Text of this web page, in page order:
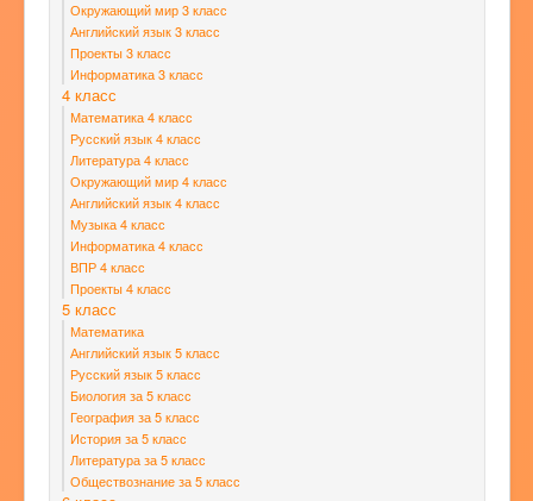
Окружающий мир 3 класс
Английский язык 3 класс
Проекты 3 класс
Информатика 3 класс
4 класс
Математика 4 класс
Русский язык 4 класс
Литература 4 класс
Окружающий мир 4 класс
Английский язык 4 класс
Музыка 4 класс
Информатика 4 класс
ВПР 4 класс
Проекты 4 класс
5 класс
Математика
Английский язык 5 класс
Русский язык 5 класс
Биология за 5 класс
География за 5 класс
История за 5 класс
Литература за 5 класс
Обществознание за 5 класс